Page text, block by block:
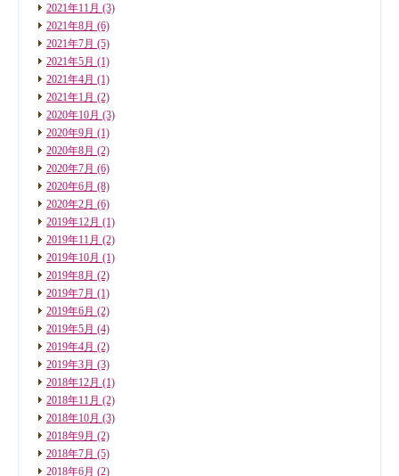
2021年11月 (3)
2021年8月 (6)
2021年7月 (5)
2021年5月 (1)
2021年4月 (1)
2021年1月 (2)
2020年10月 (3)
2020年9月 (1)
2020年8月 (2)
2020年7月 (6)
2020年6月 (8)
2020年2月 (6)
2019年12月 (1)
2019年11月 (2)
2019年10月 (1)
2019年8月 (2)
2019年7月 (1)
2019年6月 (2)
2019年5月 (4)
2019年4月 (2)
2019年3月 (3)
2018年12月 (1)
2018年11月 (2)
2018年10月 (3)
2018年9月 (2)
2018年7月 (5)
2018年6月 (2)